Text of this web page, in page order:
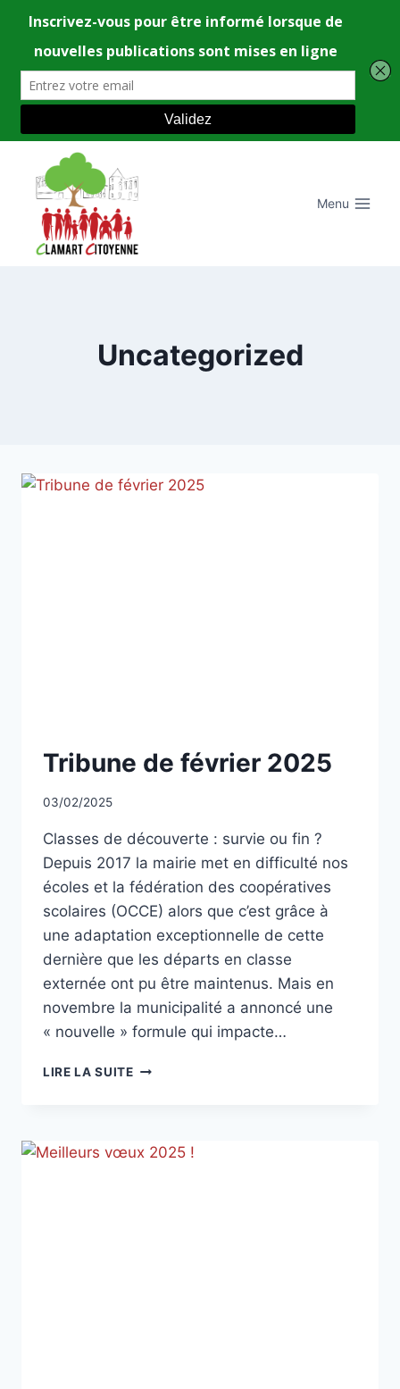
contenu
Menu
Uncategorized
NON
CLASSÉ
Tribune de février 2025
Par
03/02/2025
Classes de découverte : survie ou fin ?
Depuis 2017 la mairie met en difficulté nos
écoles et la fédération des coopératives
scolaires (OCCE) alors que c’est grâce à
une adaptation exceptionnelle de cette
dernière que les départs en classe
externée ont pu être maintenus. Mais en
novembre la municipalité a annoncé une
« nouvelle » formule qui impacte…
LIRE LA SUITETRIBUNE